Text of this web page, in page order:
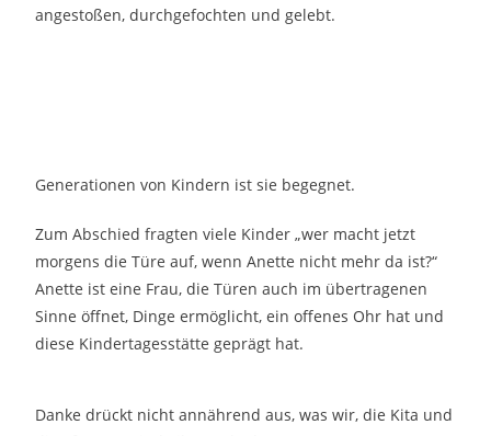
angestoßen, durchgefochten und gelebt.
Generationen von Kindern ist sie begegnet.
Zum Abschied fragten viele Kinder „wer macht jetzt
morgens die Türe auf, wenn Anette nicht mehr da ist?“
Anette ist eine Frau, die Türen auch im übertragenen
Sinne öffnet, Dinge ermöglicht, ein offenes Ohr hat und
diese Kindertagesstätte geprägt hat.
Danke drückt nicht annährend aus, was wir, die Kita und